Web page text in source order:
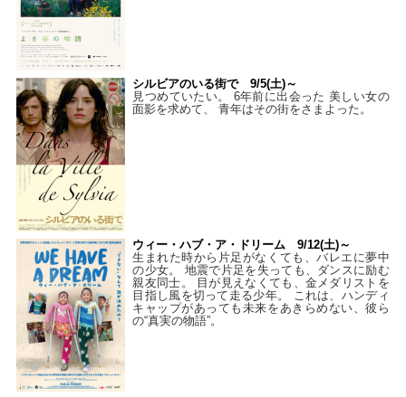
シルビアのいる街で 9/5(土)～
見つめていたい。 6年前に出会った 美しい女の
面影を求めて、 青年はその街をさまよった。
ウィー・ハブ・ア・ドリーム 9/12(土)～
生まれた時から片足がなくても、バレエに夢中
の少女。 地震で片足を失っても、ダンスに励む
親友同士。 目が見えなくても、金メダリストを
目指し風を切って走る少年。 これは、ハンディ
キャップがあっても未来をあきらめない、彼ら
の“真実の物語”。